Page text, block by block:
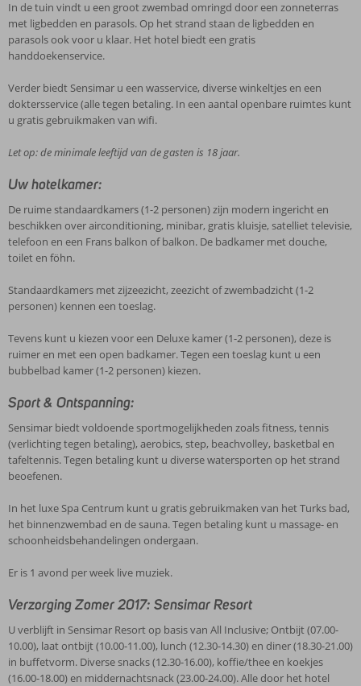
In de tuin vindt u een groot zwembad omringd door een zonneterras
met ligbedden en parasols. Op het strand staan de ligbedden en
parasols ook voor u klaar. Het hotel biedt een gratis
handdoekenservice.
Verder biedt Sensimar u een wasservice, diverse winkeltjes en een
doktersservice (alle tegen betaling. In een aantal openbare ruimtes kunt
u gratis gebruikmaken van wifi.
Let op: de minimale leeftijd van de gasten is 18 jaar.
Uw hotelkamer:
De ruime standaardkamers (1-2 personen) zijn modern ingericht en
beschikken over airconditioning, minibar, gratis kluisje, satelliet televisie,
telefoon en een Frans balkon of balkon. De badkamer met douche,
toilet en föhn.
Standaardkamers met zijzeezicht, zeezicht of zwembadzicht (1-2
personen) kennen een toeslag.
Tevens kunt u kiezen voor een Deluxe kamer (1-2 personen), deze is
ruimer en met een open badkamer. Tegen een toeslag kunt u een
bubbelbad kamer (1-2 personen) kiezen.
Sport & Ontspanning:
Sensimar biedt voldoende sportmogelijkheden zoals fitness, tennis
(verlichting tegen betaling), aerobics, step, beachvolley, basketbal en
tafeltennis. Tegen betaling kunt u diverse watersporten op het strand
beoefenen.
In het luxe Spa Centrum kunt u gratis gebruikmaken van het Turks bad,
het binnenzwembad en de sauna. Tegen betaling kunt u massage- en
schoonheidsbehandelingen ondergaan.
Er is 1 avond per week live muziek.
Verzorging Zomer 2017: Sensimar Resort
U verblijft in Sensimar Resort op basis van All Inclusive; Ontbijt (07.00-
10.00), laat ontbijt (10.00-11.00), lunch (12.30-14.30) en diner (18.30-21.00)
in buffetvorm. Diverse snacks (12.30-16.00), koffie/thee en koekjes
(16.00-18.00) en middernachtsnack (23.00-24.00). Alle door het hotel